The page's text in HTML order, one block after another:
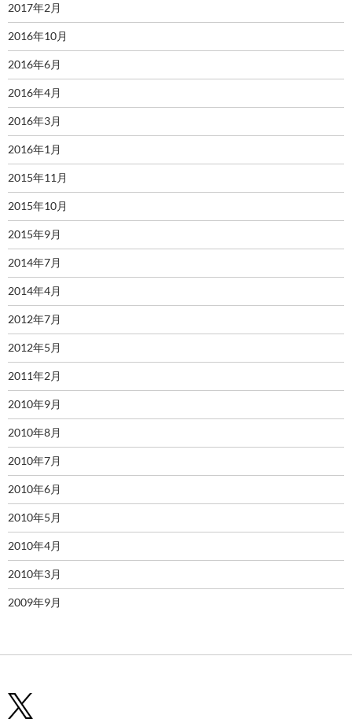
2017年2月
2016年10月
2016年6月
2016年4月
2016年3月
2016年1月
2015年11月
2015年10月
2015年9月
2014年7月
2014年4月
2012年7月
2012年5月
2011年2月
2010年9月
2010年8月
2010年7月
2010年6月
2010年5月
2010年4月
2010年3月
2009年9月